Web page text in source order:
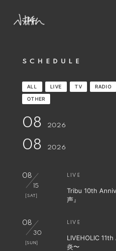
NEWS
SCHEDULE
PROFILE
VIDEO
CONTACT
SCHEDULE
ALL LIVE TV RADIO
OTHER
08 2026
08 2026
08
15
[SAT]
LIVE
Tribu 10th
声』
08
30
[SUN]
LIVE
LIVEHOLIC
炎〜